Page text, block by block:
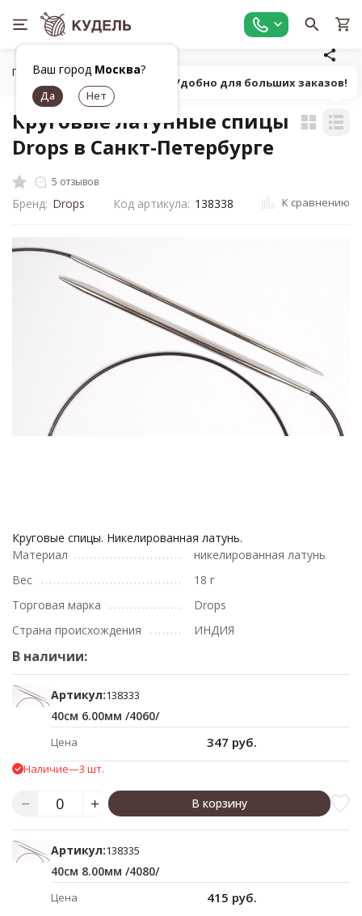
Ваш город Москва?
Главная Все для вязания
Круговые латунные спицы
Drops в Санкт-Петербурге
5 отзывов
Бренд: Drops Код артикула: 138338 К сравнению
Круговые спицы. Никелированная латунь.
Материал
никелированная латунь
Вес
18 г
Торговая марка
Drops
Страна происхождения
ИНДИЯ
В наличии:
Артикул:138333
40см 6.00мм /4060/
Цена 347 руб.
Наличие—3 шт.
В корзину
Артикул:138335
40см 8.00мм /4080/
Цена 415 руб.
Попробуй! Удобно для больших заказов!